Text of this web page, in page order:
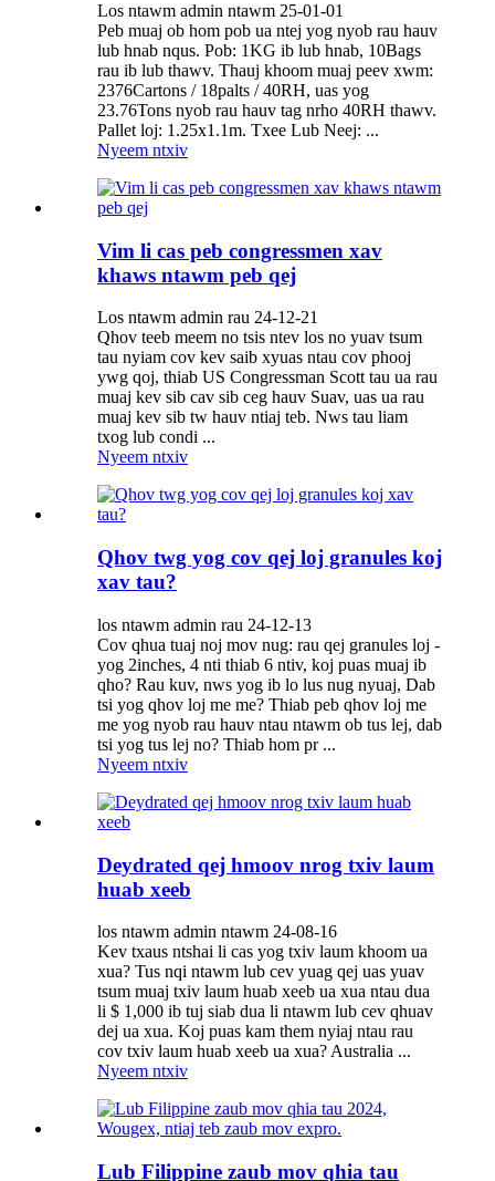
Los ntawm admin ntawm 25-01-01
Peb muaj ob hom pob ua ntej yog nyob rau hauv
lub hnab nqus. Pob: 1KG ib lub hnab, 10Bags
rau ib lub thawv. Thauj khoom muaj peev xwm:
2376Cartons / 18palts / 40RH, uas yog
23.76Tons nyob rau hauv tag nrho 40RH thawv.
Pallet loj: 1.25x1.1m. Txee Lub Neej: ...
Nyeem ntxiv
Vim li cas peb congressmen xav
khaws ntawm peb qej
Los ntawm admin rau 24-12-21
Qhov teeb meem no tsis ntev los no yuav tsum
tau nyiam cov kev saib xyuas ntau cov phooj
ywg qoj, thiab US Congressman Scott tau ua rau
muaj kev sib cav sib ceg hauv Suav, uas ua rau
muaj kev sib tw hauv ntiaj teb. Nws tau liam
txog lub condi ...
Nyeem ntxiv
Qhov twg yog cov qej loj granules koj
xav tau?
los ntawm admin rau 24-12-13
Cov qhua tuaj noj mov nug: rau qej granules loj -
yog 2inches, 4 nti thiab 6 ntiv, koj puas muaj ib
qho? Rau kuv, nws yog ib lo lus nug nyuaj, Dab
tsi yog qhov loj me me? Thiab peb qhov loj me
me yog nyob rau hauv ntau ntawm ob tus lej, dab
tsi yog tus lej no? Thiab hom pr ...
Nyeem ntxiv
Deydrated qej hmoov nrog txiv laum
huab xeeb
los ntawm admin ntawm 24-08-16
Kev txaus ntshai li cas yog txiv laum khoom ua
xua? Tus nqi ntawm lub cev yuag qej uas yuav
tsum muaj txiv laum huab xeeb ua xua ntau dua
li $ 1,000 ib tuj siab dua li ntawm lub cev qhuav
dej ua xua. Koj puas kam them nyiaj ntau rau
cov txiv laum huab xeeb ua xua? Australia ...
Nyeem ntxiv
Lub Filippine zaub mov qhia tau